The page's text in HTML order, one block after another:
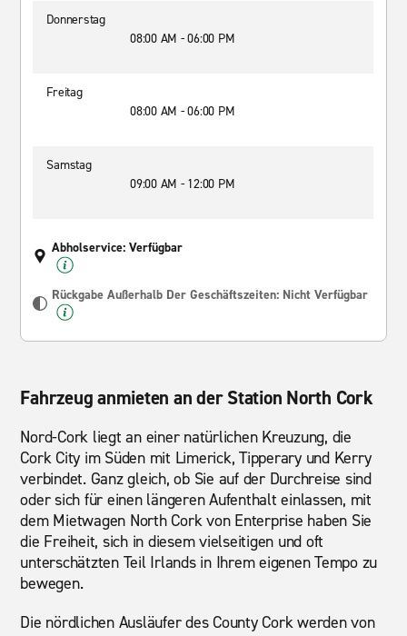
Donnerstag
08:00 AM - 06:00 PM
Freitag
08:00 AM - 06:00 PM
Samstag
09:00 AM - 12:00 PM
Abholservice: Verfügbar
Rückgabe Außerhalb Der Geschäftszeiten: Nicht Verfügbar
Fahrzeug anmieten an der Station North Cork
Nord-Cork liegt an einer natürlichen Kreuzung, die
Cork City im Süden mit Limerick, Tipperary und Kerry
verbindet. Ganz gleich, ob Sie auf der Durchreise sind
oder sich für einen längeren Aufenthalt einlassen, mit
dem Mietwagen North Cork von Enterprise haben Sie
die Freiheit, sich in diesem vielseitigen und oft
unterschätzten Teil Irlands in Ihrem eigenen Tempo zu
bewegen.
Die nördlichen Ausläufer des County Cork werden von